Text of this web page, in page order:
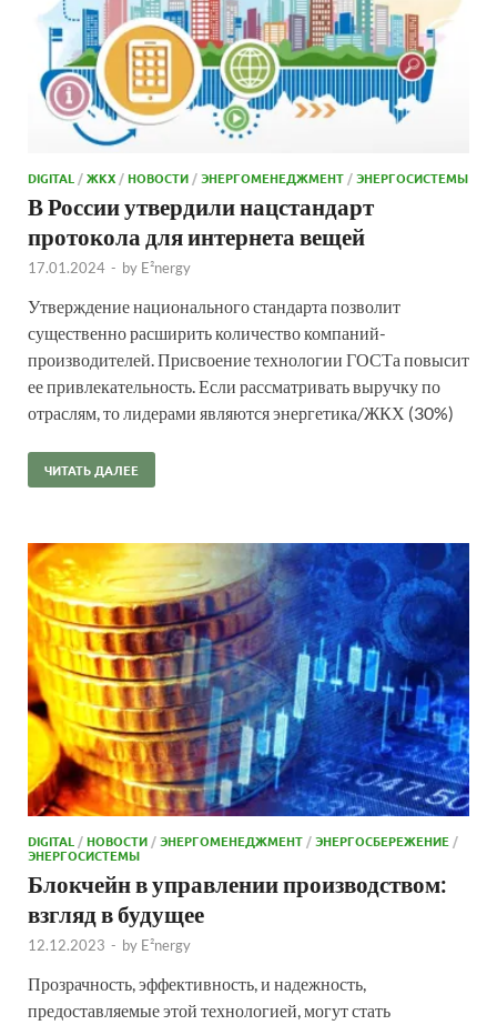
DIGITAL/ЖКХ/НОВОСТИ/ЭНЕРГОМЕНЕДЖМЕНТ/ЭНЕРГОСИСТЕМЫ
В России утвердили нацстандарт
протокола для интернета вещей
17.01.2024 - by E²nergy
Утверждение национального стандарта позволит
существенно расширить количество компаний-
производителей. Присвоение технологии ГОСТа повысит
ее привлекательность. Если рассматривать выручку по
отраслям, то лидерами являются энергетика/ЖКХ (30%)
ЧИТАТЬ ДАЛЕЕ
DIGITAL/НОВОСТИ/ЭНЕРГОМЕНЕДЖМЕНТ/ЭНЕРГОСБЕРЕЖЕНИЕ/
ЭНЕРГОСИСТЕМЫ
Блокчейн в управлении производством:
взгляд в будущее
12.12.2023 - by E²nergy
Прозрачность, эффективность, и надежность,
предоставляемые этой технологией, могут стать